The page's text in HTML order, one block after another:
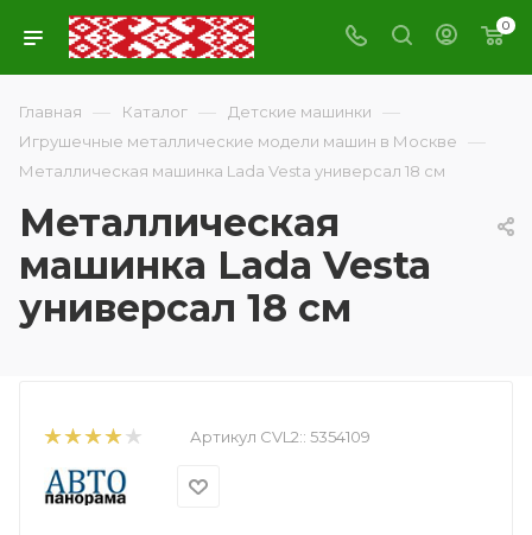
0
Главная — Каталог — Детские машинки —
Игрушечные металлические модели машин в Москве —
Металлическая машинка Lada Vesta универсал 18 см
Металлическая
машинка Lada Vesta
универсал 18 см
Артикул CVL2:: 5354109